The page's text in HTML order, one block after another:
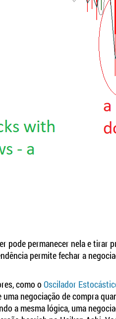
pode permanecer nela e tirar
permite fechar a
como o Oscilador
negociação de compra
a mesma lógica, uma